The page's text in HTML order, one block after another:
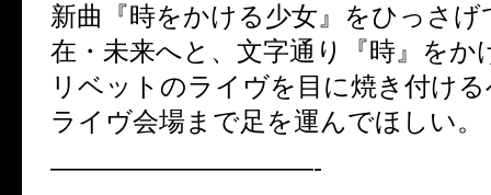
新曲『時をかける少女』をひっさげ
在・未来へと、文字通り『時』をか
リベットのライヴを目に焼き付け
ライヴ会場まで足を運んでほしい。
——————————-